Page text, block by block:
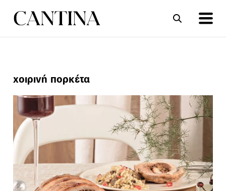
ΣΥΝΤΑΓΕΣ
χοιρινή πορκέτα